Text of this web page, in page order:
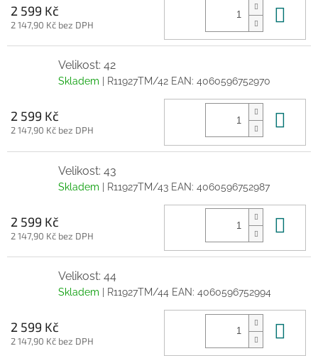
2 599 Kč
2 147,90 Kč bez DPH
Velikost: 42
Skladem | R11927TM/42 EAN: 4060596752970
2 599 Kč
2 147,90 Kč bez DPH
Velikost: 43
Skladem | R11927TM/43 EAN: 4060596752987
2 599 Kč
2 147,90 Kč bez DPH
Velikost: 44
Skladem | R11927TM/44 EAN: 4060596752994
2 599 Kč
2 147,90 Kč bez DPH